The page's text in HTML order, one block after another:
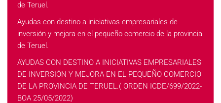
de Teruel.
Ayudas con destino a iniciativas empresariales de
inversión y mejora en el pequeño comercio de la provincia
de Teruel.
AYUDAS CON DESTINO A INICIATIVAS EMPRESARIALES
DE INVERSIÓN Y MEJORA EN EL PEQUEÑO COMERCIO
DE LA PROVINCIA DE TERUEL.( ORDEN ICDE/699/2022-
BOA 25/05/2022)